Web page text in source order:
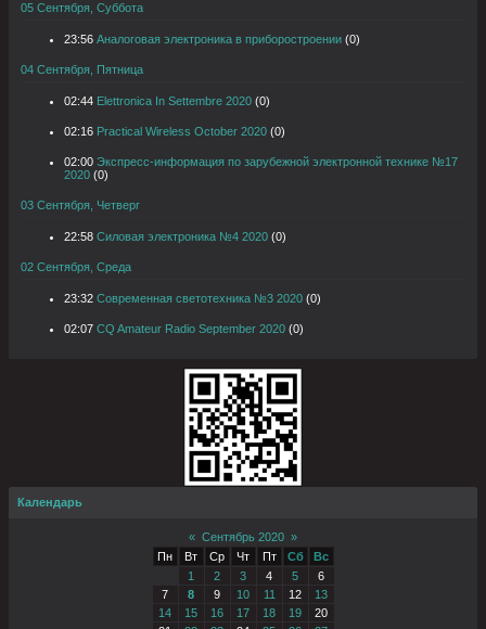
05 Сентября, Суббота
23:56 Аналоговая электроника в приборостроении (0)
04 Сентября, Пятница
02:44 Elettronica In Settembre 2020 (0)
02:16 Practical Wireless October 2020 (0)
02:00 Экспресс-информация по зарубежной электронной технике №17
2020 (0)
03 Сентября, Четверг
22:58 Силовая электроника №4 2020 (0)
02 Сентября, Среда
23:32 Современная светотехника №3 2020 (0)
02:07 CQ Amateur Radio September 2020 (0)
Календарь
« Сентябрь 2020 »
Пн
Вт Ср Чт Пт Сб
Вс
1
2 3 4 5
6
7
8 9 10 11 12
13
14
15 16 17 18 19
20